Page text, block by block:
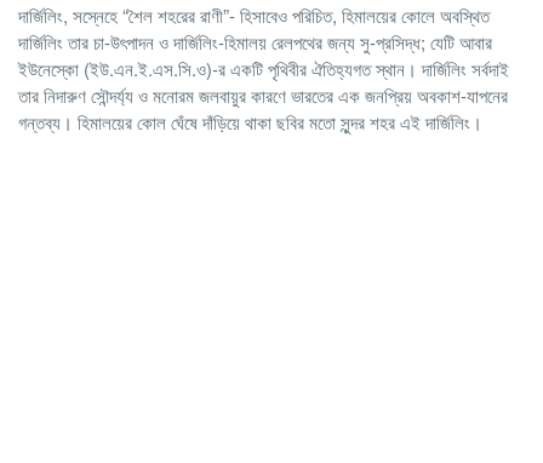
দার্জিলিং, সস্নেহে “শৈল শহরের রাণী”- হিসাবেও পরিচিত, হিমালয়ের কোলে অবস্থিত
দার্জিলিং তার চা-উৎপাদন ও দার্জিলিং-হিমালয় রেলপথের জন্য সু-প্রসিদ্ধ; যেটি আবার
ইউনেস্কো (ইউ.এন.ই.এস.সি.ও)-র একটি পৃথিবীর ঐতিহ্যগত স্থান। দার্জিলিং সর্বদাই
তার নিদারুণ সৌন্দর্য্য ও মনোরম জলবায়ুর কারণে ভারতের এক জনপ্রিয় অবকাশ-যাপনের
গন্তব্য। হিমালয়ের কোল ঘেঁষে দাঁড়িয়ে থাকা ছবির মতো সুন্দর শহর এই দার্জিলিং।